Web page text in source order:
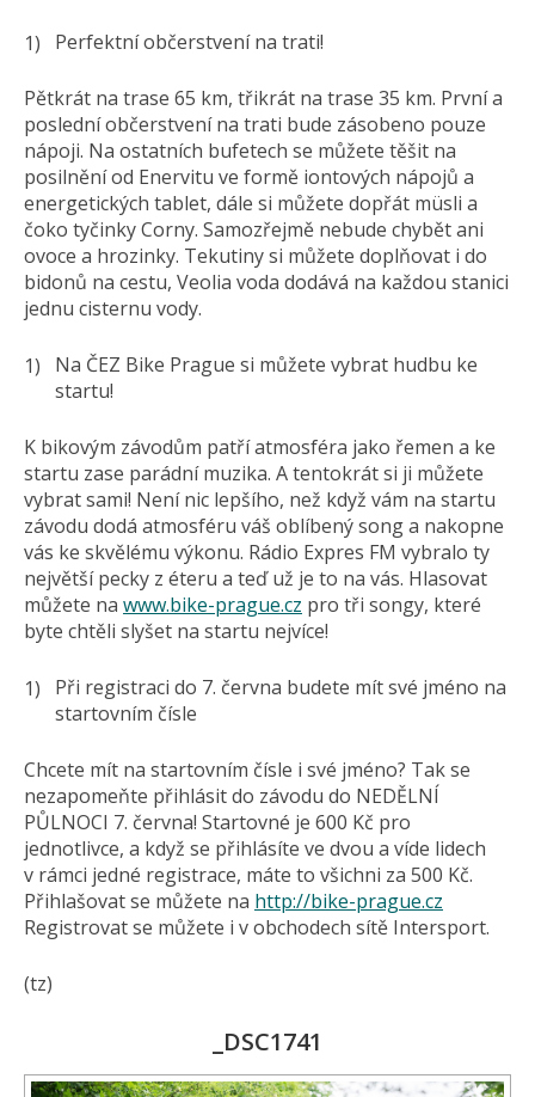
Perfektní občerstvení na trati!
Pětkrát na trase 65 km, třikrát na trase 35 km. První a
poslední občerstvení na trati bude zásobeno pouze
nápoji. Na ostatních bufetech se můžete těšit na
posilnění od Enervitu ve formě iontových nápojů a
energetických tablet, dále si můžete dopřát müsli a
čoko tyčinky Corny. Samozřejmě nebude chybět ani
ovoce a hrozinky. Tekutiny si můžete doplňovat i do
bidonů na cestu, Veolia voda dodává na každou stanici
jednu cisternu vody.
Na ČEZ Bike Prague si můžete vybrat hudbu ke
startu!
K bikovým závodům patří atmosféra jako řemen a ke
startu zase parádní muzika. A tentokrát si ji můžete
vybrat sami! Není nic lepšího, než když vám na startu
závodu dodá atmosféru váš oblíbený song a nakopne
vás ke skvělému výkonu. Rádio Expres FM vybralo ty
největší pecky z éteru a teď už je to na vás. Hlasovat
můžete na www.bike-prague.cz pro tři songy, které
byte chtěli slyšet na startu nejvíce!
Při registraci do 7. června budete mít své jméno na
startovním čísle
Chcete mít na startovním čísle i své jméno? Tak se
nezapomeňte přihlásit do závodu do NEDĚLNÍ
PŮLNOCI 7. června! Startovné je 600 Kč pro
jednotlivce, a když se přihlásíte ve dvou a víde lidech
v rámci jedné registrace, máte to všichni za 500 Kč.
Přihlašovat se můžete na http://bike-prague.cz
Registrovat se můžete i v obchodech sítě Intersport.
(tz)
_DSC1741